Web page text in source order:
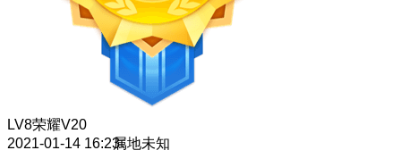
LV8荣耀V20
2021-01-14 16:23属地未知